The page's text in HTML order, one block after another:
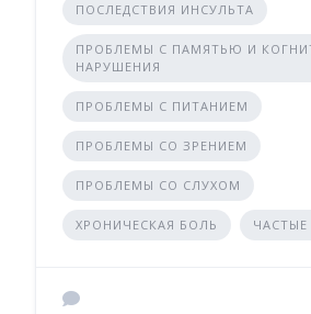
ПОСЛЕДСТВИЯ ИНСУЛЬТА
ПРОБЛЕМЫ С ПАМЯТЬЮ И
НАРУШЕНИЯ
ПРОБЛЕМЫ С ПИТАНИЕМ
ПРОБЛЕМЫ СО ЗРЕНИЕМ
ПРОБЛЕМЫ СО СЛУХОМ
ХРОНИЧЕСКАЯ БОЛЬ ЧАСТЫЕ